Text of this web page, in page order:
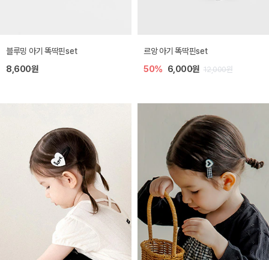
블루밍 아기 똑딱핀set
8,600원
르앙 아기 똑딱핀set
50% 6,000원 12,000원